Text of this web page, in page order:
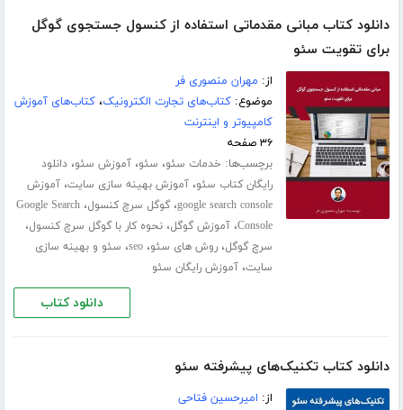
دانلود کتاب مبانی مقدماتی استفاده از کنسول جستجوی گوگل
برای تقویت سئو
از: مهران منصوری فر
موضوع:کتاب‌های تجارت الکترونیک،کتاب‌های آموزش
کامپیوتر و اینترنت
۳۶ صفحه
برچسب‌ها: خدمات سئو، سئو،آموزش سئو،دانلود
رایگان کتاب سئو،آموزش بهینه سازی سایت،آموزش
google search console،گوگل سرچ کنسول،Google Search
Console،آموزش گوگل،نحوه کار با گوگل سرچ کنسول،
سرچ گوگل،روش های سئو،seo، سئو و بهینه سازی
سایت،آموزش رایگان سئو
دانلود کتاب
دانلود کتاب تکنیک‌های پیشرفته سئو
از: امیرحسین فتاحی